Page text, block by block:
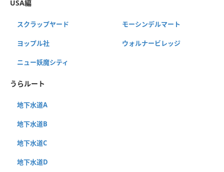
USA編
スクラップヤード モーシンデルマート
ヨップル社 ウォルナービレッジ
ニュー妖魔シティ
うらルート
地下水道A
地下水道B
地下水道C
地下水道D